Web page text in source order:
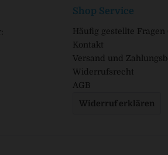
Shop Service
Häufig gestellte Fragen
Kontakt
Versand und
Widerrufsrecht
AGB
Widerruf erklären